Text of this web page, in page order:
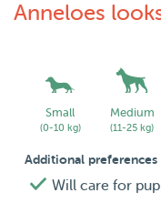
Anneloes
Small
(0-10 kg)
Medium
(11-25 kg)
Additional preferences
Will care for